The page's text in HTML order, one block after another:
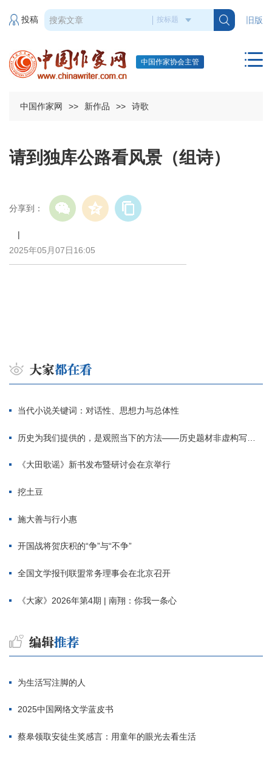
旧版
投稿
中国作家协会主管
中国作家网 >> 新作品 >> 诗歌
请到独库公路看风景（组诗）
分享到：
|
2025年05月07日16:05
当代小说关键词：对话性、思想力与总体性
历史为我们提供的，是观照当下的方法——历史题材非虚构写作多人谈
《大田歌谣》新书发布暨研讨会在京举行
挖土豆
施大善与行小惠
开国战将贺庆积的“争”与“不争”
全国文学报刊联盟常务理事会在北京召开
《大家》2026年第4期 | 南翔：你我一条心
为生活写注脚的人
2025中国网络文学蓝皮书
蔡皋领取安徒生奖感言：用童年的眼光去看生活